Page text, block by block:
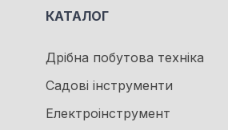
КАТАЛОГ
Дрібна побутова техніка
Садові інструменти
Електроінструмент